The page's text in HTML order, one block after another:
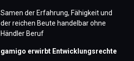
Samen der Erfahrung, Fähigkeit und
der reichen Beute handelbar ohne
Händler Beruf
gamigo erwirbt Entwicklungsrechte